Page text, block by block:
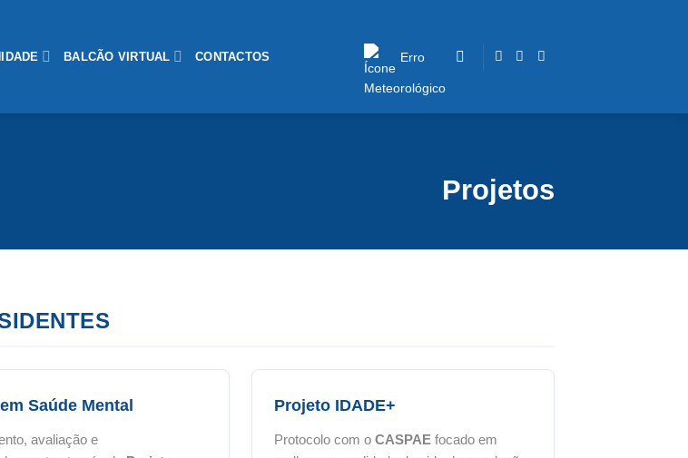
BALCÃO VIRTUAL CONTACTOS Erro
Projetos
Saúde Mental
avaliação e
Projeto IDADE+
Protocolo com o CASPAE focado em